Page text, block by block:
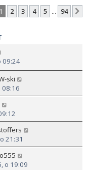
1 z94
1 2 3 4 5 94
09:24
ski
08:16
21:31
o 19:09